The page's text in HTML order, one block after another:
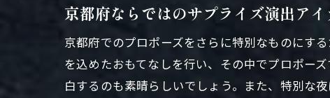
京都府ならではのサプライズ演出アイ
京都府でのプロポーズをさらに特別なものにす
を込めたおもてなしを行い、その中でプロポー
白するのも素晴らしいでしょう。また、特別な